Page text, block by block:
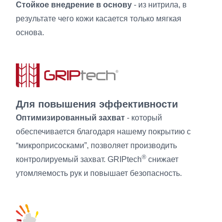
Стойкое внедрение в основу - из нитрила, в
результате чего кожи касается только мягкая
основа.
Для повышения эффективности
Оптимизированный захват - который
обеспечивается благодаря нашему покрытию с
“микроприсосками”, позволяет производить
контролируемый захват. GRIPtech® снижает
утомляемость рук и повышает безопасность.